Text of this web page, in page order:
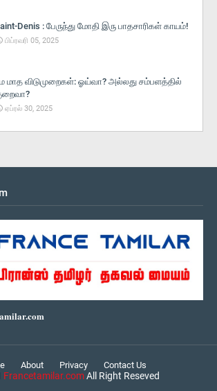
Denis : பேருந்து மோதி இரு பாதசாரிகள் காயம்!
பிப்ரவரி 05, 2025
மாத விடுமுறைகள்: ஓய்வா? அல்லது சம்பளத்தில்
ஏப்ரல் 30, 2025
About Privacy Contact Us
Francetamilar.comAll Right Reseved